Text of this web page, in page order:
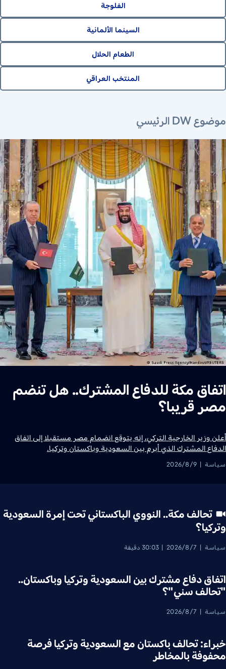
الفلوجة
السينما الألمانية
الطعام الحلال
المنتخب العراقي
موضوع DW الرئيسي
اتفاق مكة للدفاع المشترك.. هل تنضم
مصر قريبا؟
أعلن وزير الخارجية التركي، إنه يتوقع انضمام مصر مستقبلا إلى اتفاق
الدفاع المشترك الذي أبرم بين السعودية وباكستان وتركيا.
سياسة 2026/8/9
٩ أغسطس ٢٠٢٦
تحالف مكة.. النووي الباكستاني تحت إمرة السعودية
وتركيا؟
سياسة 2026/8/7
٧ أغسطس ٢٠٢٦
30:03 دقيقة
اتفاق دفاع مشترك بين السعودية وتركيا وباكستان..
"تحالف سني"؟
سياسة 2026/8/7
٧ أغسطس ٢٠٢٦
خبراء: تحالف باكستان مع السعودية وتركيا فرصة
محفوفة بالمخاطر
٣٠ يناير ٢٠٢٦